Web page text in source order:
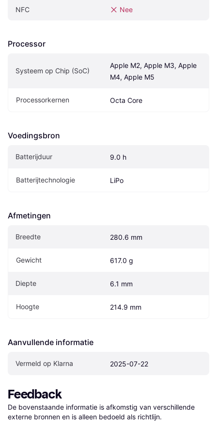
NFC Nee
Processor
Systeem op Chip (SoC)
Apple M2, Apple M3, Apple
M4, Apple M5
Processorkernen Octa Core
Voedingsbron
Batterijduur 9.0 h
Batterijtechnologie LiPo
Afmetingen
Breedte 280.6 mm
Gewicht 617.0 g
Diepte 6.1 mm
Hoogte 214.9 mm
Aanvullende informatie
Vermeld op Klarna 2025-07-22
Feedback
De bovenstaande informatie is afkomstig van verschillende
externe bronnen en is alleen bedoeld als richtlijn.